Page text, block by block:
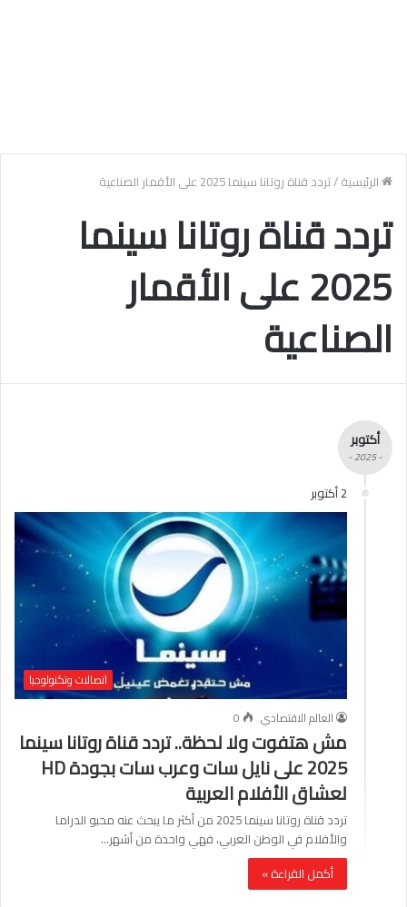
الرئيسية/تردد قناة روتانا سينما 2025 على الأقمار الصناعية
تردد قناة روتانا سينما
2025 على الأقمار
الصناعية
أكتوبر
- 2025 -
2 أكتوبر
اتصالات وتكنولوجيا
العالم الاقتصادي
0
مش هتفوت ولا لحظة.. تردد قناة روتانا سينما
2025 على نايل سات وعرب سات بجودة HD
لعشاق الأفلام العربية
تردد قناة روتانا سينما 2025 من أكثر ما يبحث عنه محبو الدراما
والأفلام في الوطن العربي، فهي واحدة من أشهر…
أكمل القراءة »